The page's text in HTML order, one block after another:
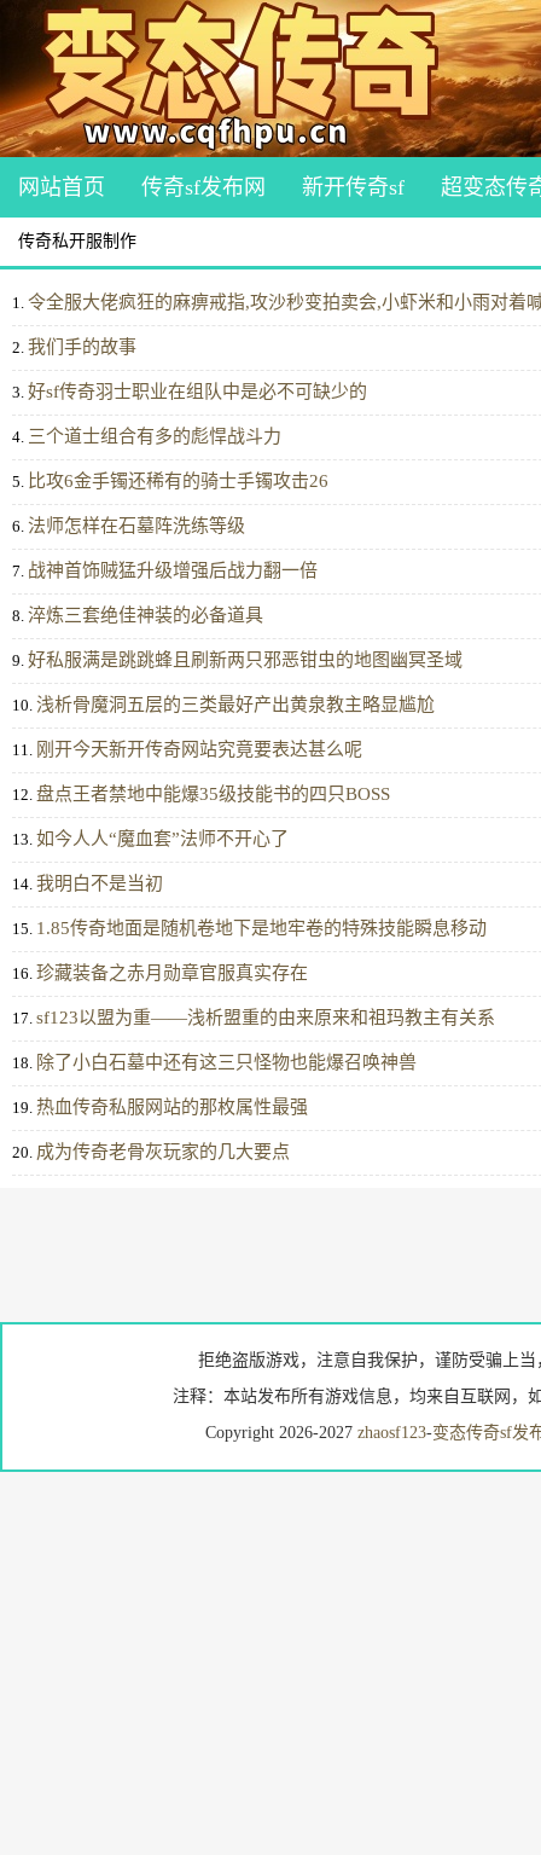
网站首页 传奇sf发布网 新开传奇sf 超变态传
传奇私开服制作
1. 令全服大佬疯狂的麻痹戒指,攻沙秒变拍卖会,小虾米和小雨对着
2. 我们手的故事
3. 好sf传奇羽士职业在组队中是必不可缺少的
4. 三个道士组合有多的彪悍战斗力
5. 比攻6金手镯还稀有的骑士手镯攻击26
6. 法师怎样在石墓阵洗练等级
7. 战神首饰贼猛升级‌增强后战力翻一倍
8. 淬炼三套绝佳神装的必备道具
9. 好私服满是跳跳蜂且刷新两只邪恶钳虫的地图幽冥圣域
10. 浅析骨魔洞五层的三类最好产出黄泉教主略显尴尬
11. 刚开今天新开传奇网站究竟要表达甚么呢
12. 盘点王者禁地中能爆35级技能书的四只BOSS
13. 如今人人“魔血套”法师不开心了
14. 我明白不是当初
15. 1.85传奇地面是随机卷地下是地牢卷的特殊技能瞬息移动
16. 珍藏装备之赤月勋章官服真实存在
17. sf123以盟为重——浅析盟重的由来原来和祖玛教主有关系
18. 除了小白石墓中还有这三只怪物也能爆召唤神兽
19. 热血传奇私服网站的那枚属性最强
20. 成为传奇老骨灰玩家的几大要点
拒绝盗版游戏，注意自我保护，谨防受骗上
注释：本站发布所有游戏信息，均来自互联网，
Copyright 2026-2027 zhaosf123-变态传奇sf发